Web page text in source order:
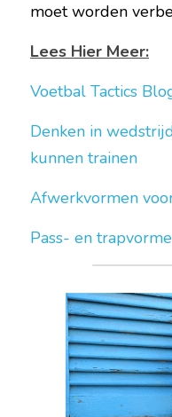
moet worden
Lees Hier Meer:
Voetbal Tactics
Denken in
kunnen trainen
Afwerkvormen
Pass- en